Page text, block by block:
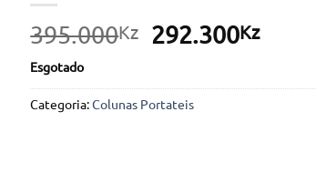
395.000Kz O
original
era:
292.300KzO
atual
Esgotado
Categoria:Colunas Portateis